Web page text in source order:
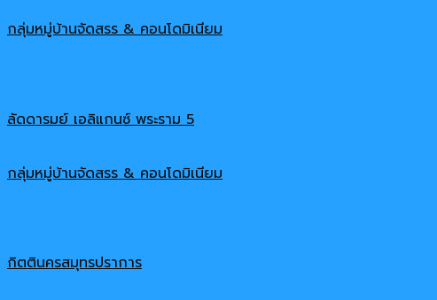
กลุ่มหมู่บ้านจัดสรร & คอนโดมิเนียม
ลัดดารมย์ เอลิแกนซ์ พระราม 5
กลุ่มหมู่บ้านจัดสรร & คอนโดมิเนียม
กิตตินครสมุทรปราการ